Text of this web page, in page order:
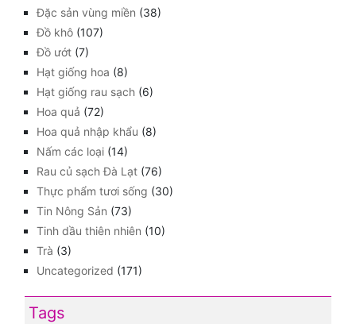
Đặc sản vùng miền (38)
Đồ khô (107)
Đồ ướt (7)
Hạt giống hoa (8)
Hạt giống rau sạch (6)
Hoa quả (72)
Hoa quả nhập khẩu (8)
Nấm các loại (14)
Rau củ sạch Đà Lạt (76)
Thực phẩm tươi sống (30)
Tin Nông Sản (73)
Tinh dầu thiên nhiên (10)
Trà (3)
Uncategorized (171)
Tags